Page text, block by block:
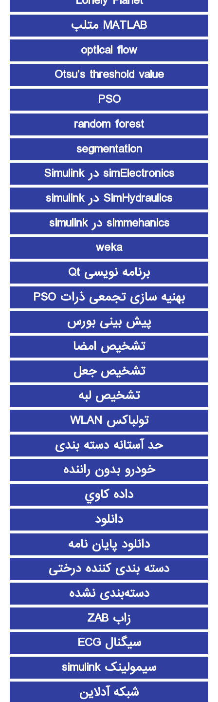
MATLAB متلب
optical flow
Otsu’s threshold value
PSO
random forest
segmentation
simElectronics در Simulink
SimHydraulics در simulink
simmehanics در simulink
weka
برنامه نویسی Qt
بهنیه سازی تجمعی ذرات PSO
پیش بینی بورس
تشخیص امضا
تشخیص جعل
تشخیص لبه
تولباکس WLAN
حد آستانه دسته بندی
خودرو بدون راننده
داده كاوي
دانلود
دانلود پايان نامه
دسته بندی کننده درختی
دسته‌بندی نشده
زاب ZAB
سیگنال ECG
سیمولینک simulink
شبکه آدلاین